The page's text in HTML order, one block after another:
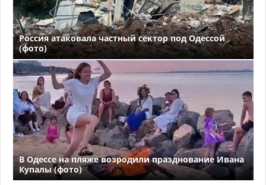
Россия атаковала частный сектор под Одессой
(фото)
В Одессе на пляже возродили празднование Ивана
Купалы (фото)